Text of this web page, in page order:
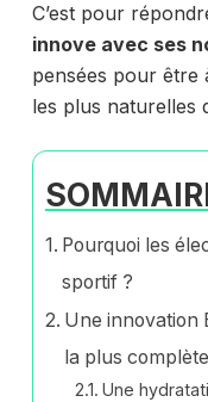
C’est pour
innove avec ses
pensées pour être
les plus naturelles
Pourquoi les
sportif ?
Une innovation
la plus complète
Une